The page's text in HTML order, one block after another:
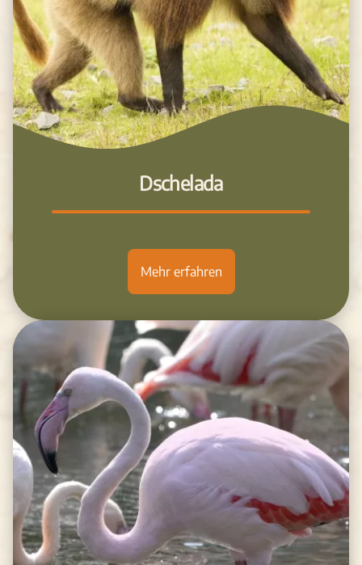
Dschelada
Mehr erfahren